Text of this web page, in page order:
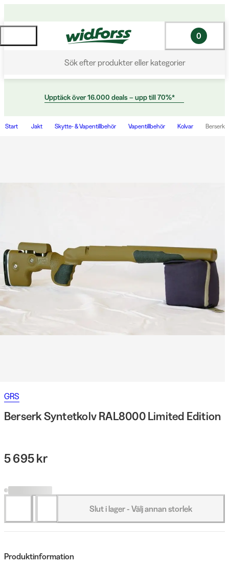
Sök efter produkter eller kategorier
0
Upptäck över 16.000 deals – upp till 70%*
Start Jakt Skytte- & Vapentillbehör Vapentillbehör Kolvar Berserk
GRS
Berserk Syntetkolv RAL8000 Limited Edition
5 695 kr
Slut i lager - Välj annan storlek
Produktinformation